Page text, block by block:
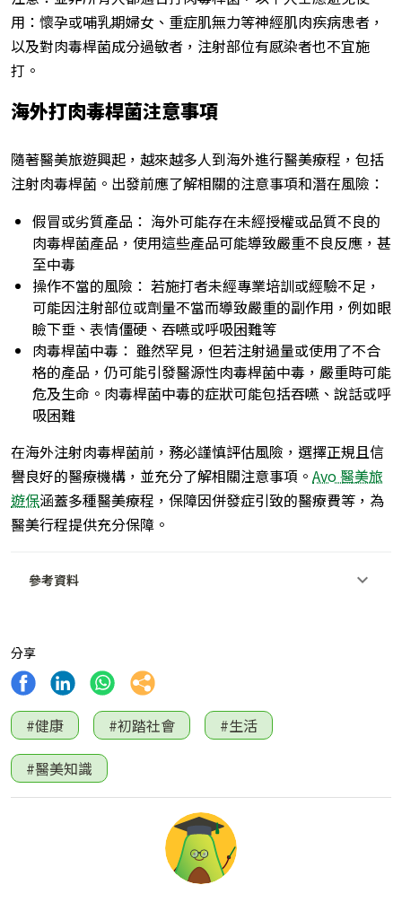
用：懷孕或哺乳期婦女、重症肌無力等神經肌肉疾病患者，
以及對肉毒桿菌成分過敏者，注射部位有感染者也不宜施
打。
海外打肉毒桿菌注意事項
隨著醫美旅遊興起，越來越多人到海外進行醫美療程，包括
注射肉毒桿菌。出發前應了解相關的注意事項和潛在風險：
假冒或劣質產品： 海外可能存在未經授權或品質不良的
肉毒桿菌產品，使用這些產品可能導致嚴重不良反應，甚
至中毒
操作不當的風險： 若施打者未經專業培訓或經驗不足，
可能因注射部位或劑量不當而導致嚴重的副作用，例如眼
瞼下垂、表情僵硬、吞嚥或呼吸困難等
肉毒桿菌中毒： 雖然罕見，但若注射過量或使用了不合
格的產品，仍可能引發醫源性肉毒桿菌中毒，嚴重時可能
危及生命。肉毒桿菌中毒的症狀可能包括吞嚥、說話或呼
吸困難
在海外注射肉毒桿菌前，務必謹慎評估風險，選擇正規且信
譽良好的醫療機構，並充分了解相關注意事項。 Avo 醫美旅
遊保涵蓋多種醫美療程，保障因併發症引致的醫療費等，為
醫美行程提供充分保障。
參考資料
分享
#健康 #初踏社會
#生活
#醫美知識